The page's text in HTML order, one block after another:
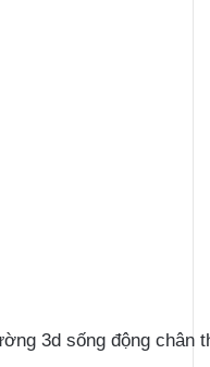
3d sống động chân